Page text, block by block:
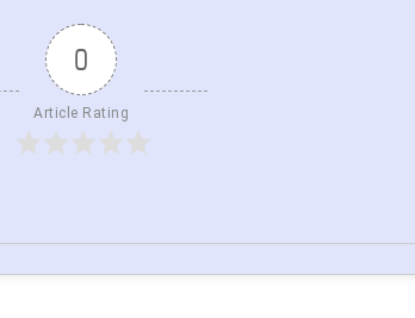
0
Article Rating